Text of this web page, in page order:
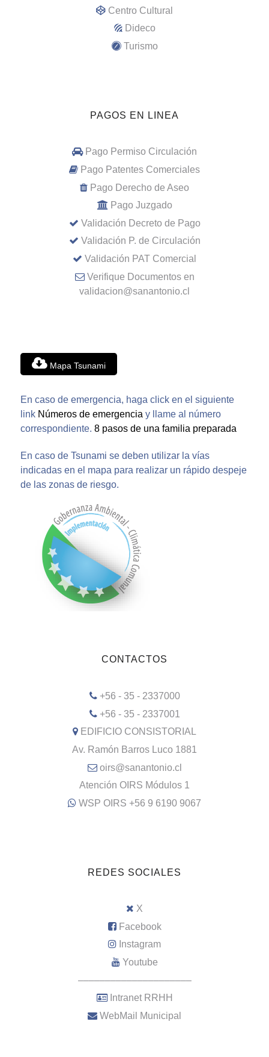
Centro Cultural
Dideco
Turismo
PAGOS EN LINEA
Pago Permiso Circulación
Pago Patentes Comerciales
Pago Derecho de Aseo
Pago Juzgado
Validación Decreto de Pago
Validación P. de Circulación
Validación PAT Comercial
Verifique Documentos en
validacion@sanantonio.cl
Mapa Tsunami
En caso de emergencia, haga click en el siguiente
link Números de emergencia y llame al número
correspondiente. 8 pasos de una familia preparada
En caso de Tsunami se deben utilizar la vías
indicadas en el mapa para realizar un rápido despeje
de las zonas de riesgo.
CONTACTOS
+56 - 35 - 2337000
+56 - 35 - 2337001
EDIFICIO CONSISTORIAL
Av. Ramón Barros Luco 1881
oirs@sanantonio.cl
Atención OIRS Módulos 1
WSP OIRS +56 9 6190 9067
REDES SOCIALES
X
Facebook
Instagram
Youtube
–––––––––––––––––––––
Intranet RRHH
WebMail Municipal